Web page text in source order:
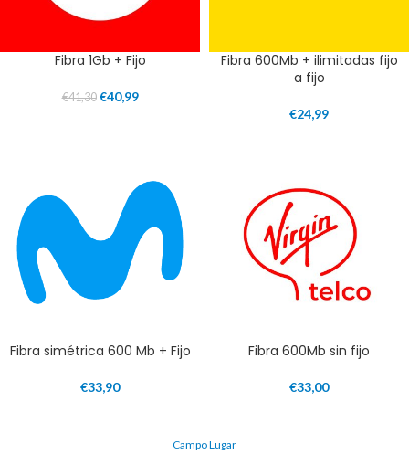
Fibra 1Gb + Fijo
€41,30 €40,99
Fibra 600Mb + ilimitadas fijo
a fijo
€24,99
Fibra simétrica 600 Mb + Fijo
€33,90
Fibra 600Mb sin fijo
€33,00
Campo Lugar